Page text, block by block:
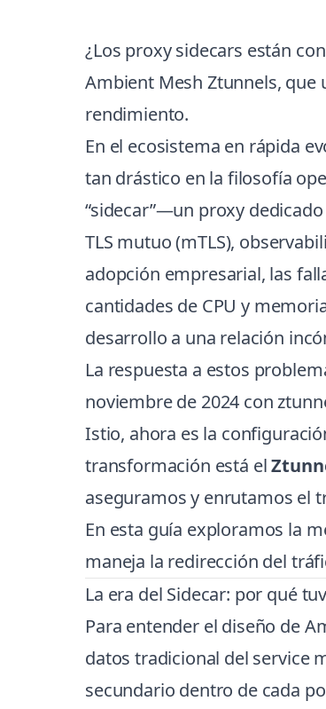
¿Los proxy sidecars están
Ambient Mesh Ztunnels, que
rendimiento.
En el ecosistema en rápida
tan drástico en la filosofía
“sidecar”—un proxy
TLS mutuo (mTLS),
adopción empresarial, las
cantidades de CPU y
desarrollo a una relación
La respuesta a estos
noviembre de 2024 con
Istio, ahora es la
transformación está el
aseguramos y enrutamos el
En esta guía exploramos la
maneja la redirección del
La era del Sidecar: por qué
Para entender el diseño de
datos tradicional del service
secundario dentro de cada